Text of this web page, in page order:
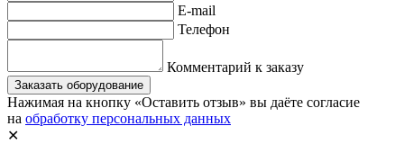
E-mail
Телефон
Комментарий к заказу
Заказать оборудование
Нажимая на кнопку «Оставить отзыв» вы даёте согласие
на обработку персональных данных
✕